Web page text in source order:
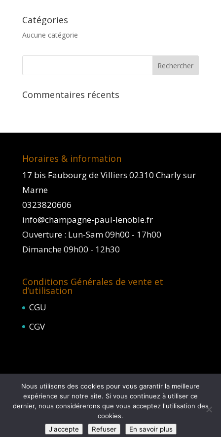
Catégories
Aucune catégorie
Commentaires récents
Horaires & information
17 bis Faubourg de Villiers 02310 Charly sur
Marne
0323820606
info@champagne-paul-lenoble.fr
Ouverture : Lun-Sam 09h00 - 17h00
Dimanche 09h00 - 12h30
Conditions Générales de vente et
d’utilisation
CGU
CGV
L'abus d'alcool est dangereux pour la santé, à
consommer avec modération © 2017-2018
Champagne Paul Lenoble
Nous utilisons des cookies pour vous garantir la meilleure
expérience sur notre site. Si vous continuez à utiliser ce
dernier, nous considérerons que vous acceptez l'utilisation des
cookies.
J'accepte
Refuser En savoir plus